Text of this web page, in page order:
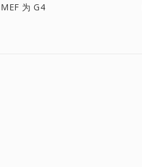
MEF 为 G4